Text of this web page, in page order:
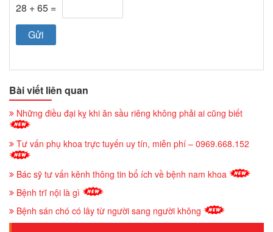
28 + 65 =
Bài viết liên quan
Những điều đại kỵ khi ăn sầu riêng không phải ai cũng biết
Tư vấn phụ khoa trực tuyến uy tín, miễn phí – 0969.668.152
Bác sỹ tư vấn kênh thông tin bổ ích về bệnh nam khoa
Bệnh trĩ nội là gì
Bệnh sán chó có lây từ người sang người không